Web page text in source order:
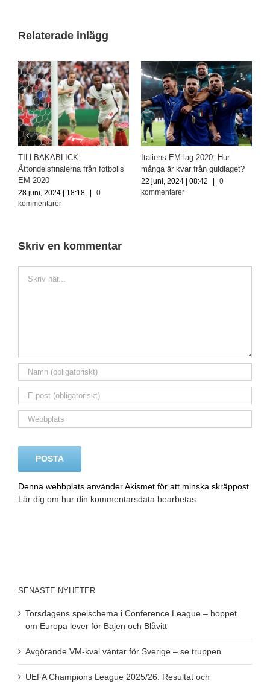
Relaterade inlägg
TILLBAKABLICK:
Åttondelsfinalerna från fotbolls
EM 2020
28 juni, 2024 | 18:18 |
0
kommentarer
Italiens EM-lag 2020: Hur
många är kvar från guldlaget?
22 juni, 2024 | 08:42 |
0
kommentarer
Skriv en kommentar
Denna webbplats använder Akismet för att minska skräppost.
Lär dig om hur din kommentarsdata bearbetas
SENASTE NYHETER
Torsdagens spelschema i Conference League – hoppet
om Europa lever för Bajen och Blåvitt
Avgörande VM-kval väntar för Sverige – se truppen
UEFA Champions League 2025/26: Resultat och